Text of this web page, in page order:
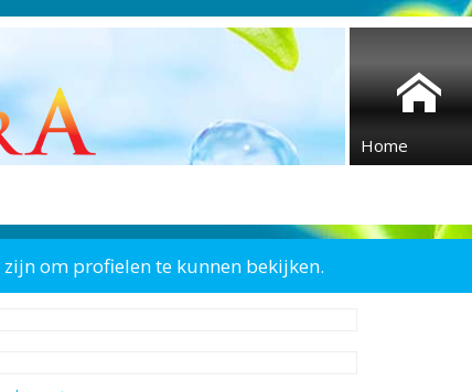
Home
om profielen te kunnen bekijken.